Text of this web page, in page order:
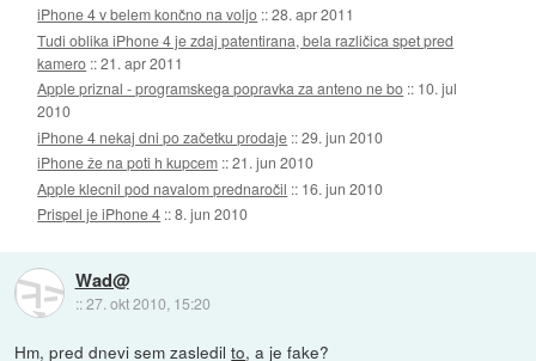
iPhone 4 v belem končno na voljo ::28. apr 2011
Tudi oblika iPhone 4 je zdaj patentirana, bela različica spet pred
kamero ::21. apr 2011
Apple priznal - programskega popravka za anteno ne bo :: 10. jul
2010
iPhone 4 nekaj dni po začetku prodaje ::29. jun 2010
iPhone že na poti h kupcem ::21. jun 2010
Apple klecnil pod navalom prednaročil :: 16. jun 2010
Prispel je iPhone 4 ::8. jun 2010
Wad@
::27. okt 2010, 15:20
Hm, pred dnevi sem zasledilto, a je fake?